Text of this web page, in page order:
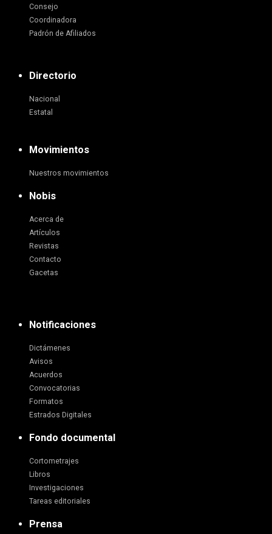
Consejo
Coordinadora
Padrón de Afiliados
Directorio
Nacional
Estatal
Movimientos
Nuestros movimientos
Nobis
Acerca de
Artículos
Revistas
Contacto
Gacetas
Notificaciones
Dictámenes
Avisos
Acuerdos
Convocatorias
Formatos
Estrados Digitales
Fondo documental
Cortometrajes
Libros
Investigaciones
Tareas editoriales
Prensa